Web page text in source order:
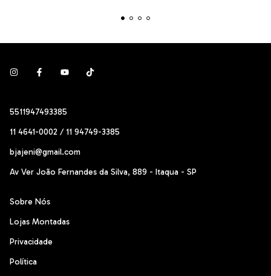
5511947493385
11 4641-0002 / 11 94749-3385
bjajeni@gmail.com
Av Ver João Fernandes da Silva, 889 - Itaqua - SP
Sobre Nós
Lojas Montadas
Privacidade
Política